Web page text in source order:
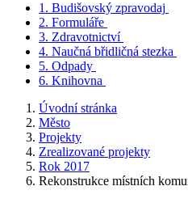
1. Budišovský zpravodaj
2. Formuláře
3. Zdravotnictví
4. Naučná břidličná stezka
5. Odpady
6. Knihovna
Úvodní stránka
Město
Projekty
Zrealizované projekty
Rok 2017
Rekonstrukce místních